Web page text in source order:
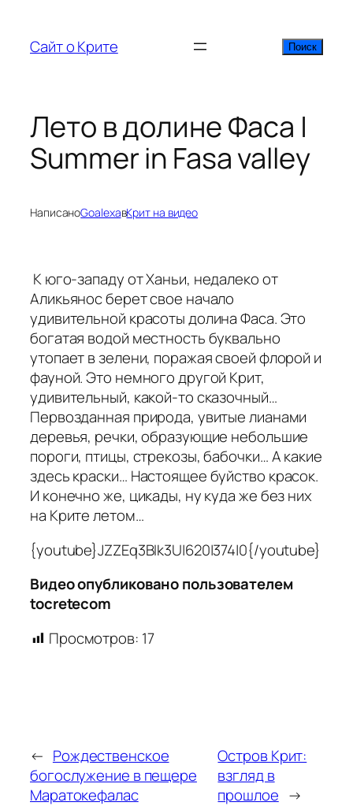
содержимому
Сайт о Крите Поиск
Поиск
Лето в долине Фаса |
Summer in Fasa valley
НаписаноGoalexaвКрит на видео
К юго-западу от Ханьи, недалеко от
Аликьянос берет свое начало
удивительной красоты долина Фаса. Это
богатая водой местность буквально
утопает в зелени, поражая своей флорой и
фауной. Это немного другой Крит,
удивительный, какой-то сказочный…
Первозданная природа, увитые лианами
деревья, речки, образующие небольшие
пороги, птицы, стрекозы, бабочки… А какие
здесь краски… Настоящее буйство красок.
И конечно же, цикады, ну куда же без них
на Крите летом…
{youtube}JZZEq3BIk3U|620|374|0{/youtube}
Видео опубликовано пользователем
tocretecom
Просмотров: 17
← Рождественское
богослужение в пещере
Маратокефалас
Остров Крит:
взгляд в
прошлое →